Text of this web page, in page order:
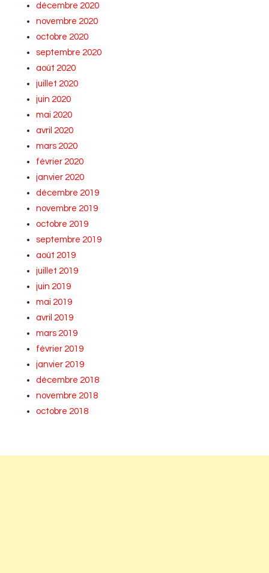
décembre 2020
novembre 2020
octobre 2020
septembre 2020
août 2020
juillet 2020
juin 2020
mai 2020
avril 2020
mars 2020
février 2020
janvier 2020
décembre 2019
novembre 2019
octobre 2019
septembre 2019
août 2019
juillet 2019
juin 2019
mai 2019
avril 2019
mars 2019
février 2019
janvier 2019
décembre 2018
novembre 2018
octobre 2018